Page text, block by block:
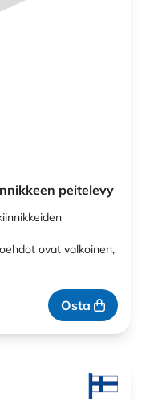
peitelevy
ovat valkoinen,
Osta